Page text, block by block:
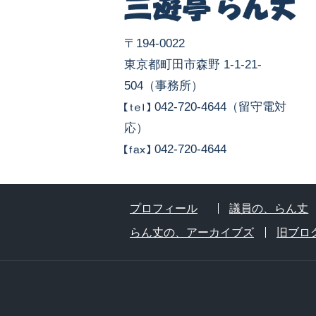
〒194-0022
東京都町田市森野 1-1-21-
504（事務所）
042-720-4644（留守電対
応）
042-720-4644
プロフィール
議員の、らん丈
らん丈の、アーカイブズ
旧ブロ